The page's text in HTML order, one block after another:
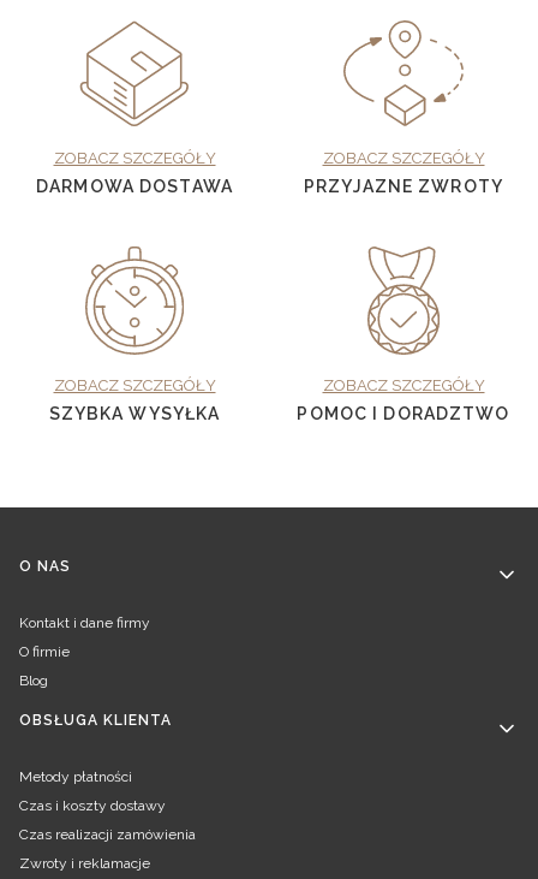
ZOBACZ SZCZEGÓŁY
DARMOWA DOSTAWA
ZOBACZ SZCZEGÓŁY
PRZYJAZNE ZWROTY
ZOBACZ SZCZEGÓŁY
SZYBKA WYSYŁKA
ZOBACZ SZCZEGÓŁY
POMOC I DORADZTWO
Linki w stopce
O NAS
Kontakt i dane firmy
O firmie
Blog
OBSŁUGA KLIENTA
Metody płatności
Czas i koszty dostawy
Czas realizacji zamówienia
Zwroty i reklamacje